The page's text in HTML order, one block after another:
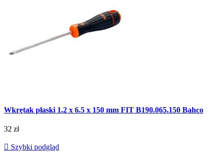
Wkrętak płaski 1.2 x 6.5 x 150 mm FIT B190.065.150 Bahco
32 zł
 Szybki podgląd